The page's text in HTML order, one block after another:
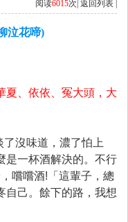
阅读6015次| 返回列表 |
泣花啼)
夏、依依、冤大頭，大
了沒味道，濃了怕上
是一杯酒解決的。不行
嚐嚐酒!「這輩子，總
自己。餘下的路，我想